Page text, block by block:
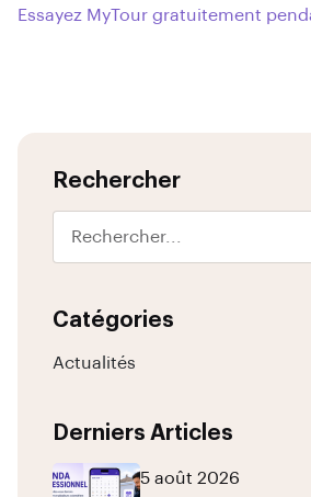
Essayez MyTour gratuitement
Rechercher
Catégories
Actualités
Derniers Articles
5 août 2026